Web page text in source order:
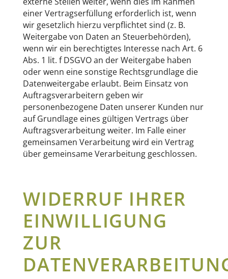
einer Vertragserfüllung erforderlich ist, wenn
wir gesetzlich hierzu verpflichtet sind (z. B.
Weitergabe von Daten an Steuerbehörden),
wenn wir ein berechtigtes Interesse nach Art. 6
Abs. 1 lit. f DSGVO an der Weitergabe haben
oder wenn eine sonstige Rechtsgrundlage die
Datenweitergabe erlaubt. Beim Einsatz von
Auftragsverarbeitern geben wir
personenbezogene Daten unserer Kunden nur
auf Grundlage eines gültigen Vertrags über
Auftragsverarbeitung weiter. Im Falle einer
gemeinsamen Verarbeitung wird ein Vertrag
über gemeinsame Verarbeitung geschlossen.
WIDERRUF IHRER
EINWILLIGUNG
ZUR